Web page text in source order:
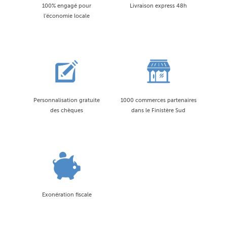
100% engagé pour
l'économie locale
Livraison express 48h
Personnalisation gratuite
des chèques
1000 commerces partenaires
dans le Finistère Sud
Exonération fiscale